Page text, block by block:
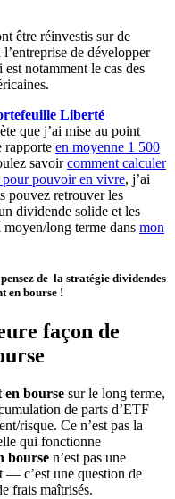
être réinvestis sur de
de développer
notamment le cas des
Liberté
que j’ai mise au point
rapporte en moyenne 1 500
savoircomment calculer
pouvoir en vivre, j’ai
pouvez retrouver les
dividende solide et les
long terme dans mon
de la stratégie dividendes
en bourse !
façon de
en bourse sur le long terme,
de parts d’ETF
risque. Ce n’est pas la
qui fonctionne
bourse n’est pas une
— c’est une question de
frais maîtrisés.